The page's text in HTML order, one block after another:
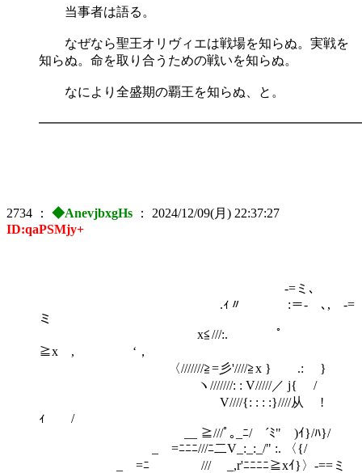
当事者は語る。
なぜなら聖王オリヴィエは戦場を知らぬ。実戦を
知らぬ。命を取り合うための戦いを知らぬ。
なにより全盛期の覇王を知らぬ、と。
2734 ： ◆AnevjbxgHs ： 2024/12/09(月) 22:37:27
ID:qaPSMjy+
-=ミ､
.ｨ〃 :＝‐ ､, -=
ミ
x≦///:. ﾟ
≧x , ‘，
〈///////≧=彡'////≧x } .: }
ヽ///////: : V/////／ j{ /
V////{: : : :}////从 !
ｨ /
__ ≧///ﾟ｡_ﾆ/￣´ﾐ" )ｲ}/ﾊ}/
_ =ﾆﾆﾆ///ﾆ二V_:_:_/" :. 〈{/
_ =ﾆ￣ /// _,r'ﾆﾆﾆﾆ≧xｲ}〉-==ミ